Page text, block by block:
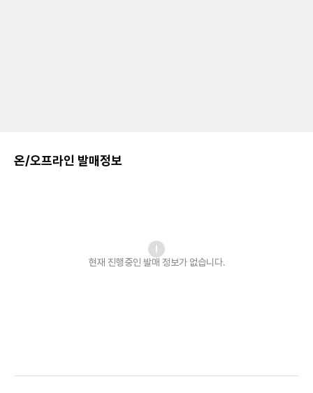
온/오프라인 발매정보
현재 진행중인 발매 정보가 없습니다.